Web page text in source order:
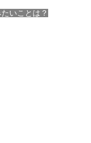
いことは？